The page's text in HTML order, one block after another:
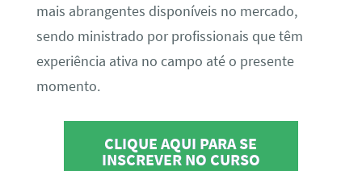
mais abrangentes disponíveis no mercado,
sendo ministrado por profissionais que têm
experiência ativa no campo até o presente
momento.
CLIQUE AQUI PARA SE
INSCREVER NO CURSO